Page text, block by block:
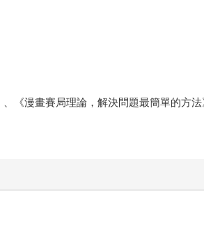
《漫畫賽局理論，解決問題最簡單的方